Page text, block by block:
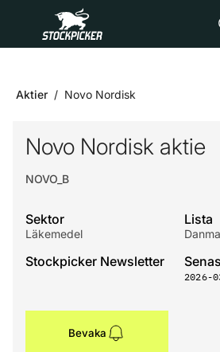
Gå till huvudinnehåll
Aktier Novo Nordisk
Novo Nordisk aktie
NOVO_B
Sektor
Läkemedel
Lista
Stockpicker Newsletter
2026-
Bevaka